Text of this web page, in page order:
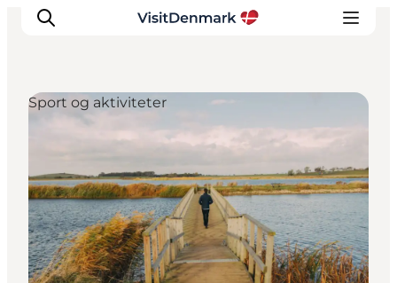
Inspiration
Destinationer
Oplevelser
Overnatning
Planlæg ferien
Sport og aktiviteter